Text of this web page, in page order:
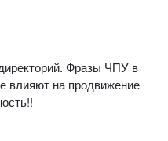
Фразы ЧПУ в
влияют на продвижение